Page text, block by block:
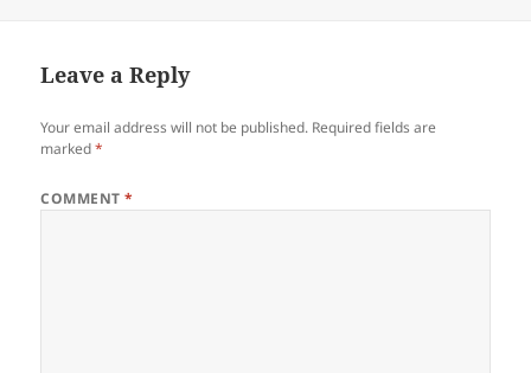
Leave a Reply
Your email address will not be published. Required fields are
marked*
COMMENT*